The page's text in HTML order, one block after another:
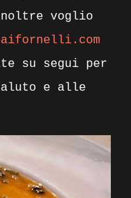
voglio
su segui per
e alle